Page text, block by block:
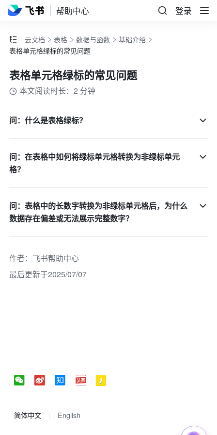
帮助中心 登录
云文档 表格 数据与函数
基础介绍
表格单元格绿标的常见问题
表格单元格绿标的常见问题
本文阅读时长：2 分钟
问：什么是表格绿标？
问：在表格中如何将绿标单元格转换为非绿标单元
格？
问：表格中的长数字转换为非绿标单元格后，为什么
数据存在偏差或无法展示完整数字？
作者： 飞书帮助中心
最后更新于2025/07/07
简体中文 English